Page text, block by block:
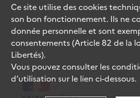
Ce site utilise descookies
son bon fonctionnement. Ils ne
donnée personnelle et sont
consentements (Article 82 de la
Libertés).
Vous pouvez consulter les
d’utilisation sur le lien ci-dessous.